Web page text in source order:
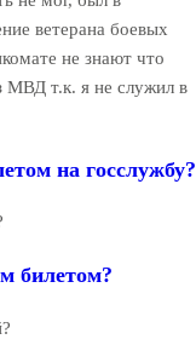
ветерана боевых
не знают что
МВД т.к. я не служил в
на госслужбу?
билетом?